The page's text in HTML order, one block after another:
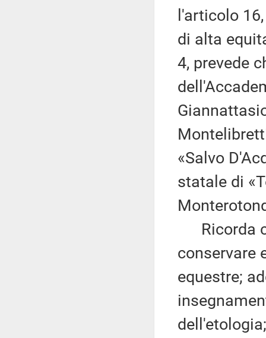
l'articolo
di alta
4, prevede
«Salvo
statale di
Ricorda
conservare
equestre;